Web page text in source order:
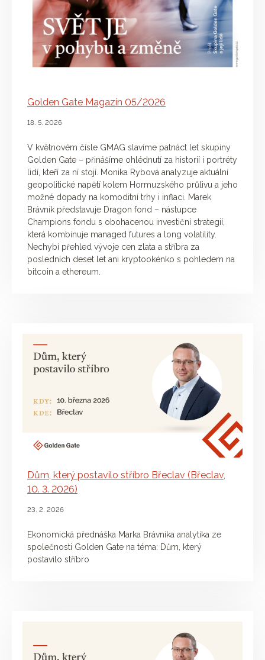
Golden Gate Magazín 05/2026
18. 5. 2026
V květnovém čísle GMAG slavíme patnáct let skupiny
Golden Gate – přinášíme ohlédnutí za historií i portréty
lidí, kteří za ní stojí. Monika Rybová analyzuje aktuální
geopolitické napětí kolem Hormuzského průlivu a jeho
možné dopady na komoditní trhy i inflaci. Marek
Brávník představuje Dragon fond – nástupce
Champions fondu s obohacenou investiční strategií,
která kombinuje managed futures a long volatility.
Nechybí přehled vývoje cen zlata a stříbra za
posledních deset let ani kryptookénko s pohledem na
bitcoin a ethereum.
Dům, který postavilo stříbro Břeclav (Břeclav,
10. 3. 2026)
23. 2. 2026
Ekonomická přednáška Marka Brávníka analytika ze
společnosti Golden Gate na téma: Dům, který
postavilo stříbro